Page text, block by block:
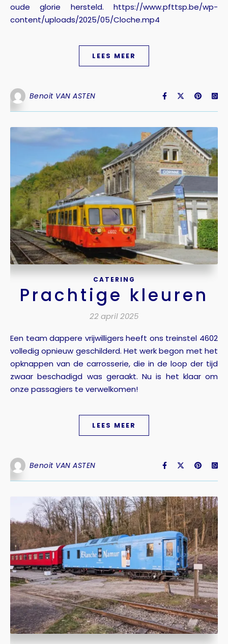
oude glorie hersteld. https://www.pfttsp.be/wp-
content/uploads/2025/05/Cloche.mp4
LEES MEER
Benoit VAN ASTEN
CATERING
Prachtige kleuren
22 april 2025
Een team dappere vrijwilligers heeft ons treinstel 4602
volledig opnieuw geschilderd. Het werk begon met het
opknappen van de carrosserie, die in de loop der tijd
zwaar beschadigd was geraakt. Nu is het klaar om
onze passagiers te verwelkomen!
LEES MEER
Benoit VAN ASTEN